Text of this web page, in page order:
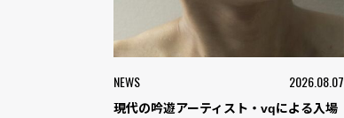
NEWS 2026.08.07
現代の吟遊アーティスト・vqによる入場